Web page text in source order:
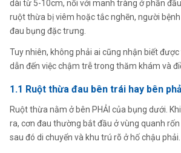
dài từ 5-10cm, nối với manh tràng ở phần
ruột thừa bị viêm hoặc tắc nghẽn, người
đau bụng đặc trưng.
Tuy nhiên, không phải ai cũng nhận biết
dẫn đến việc chậm trễ trong thăm khám và
1.1 Ruột thừa đau bên trái hay bên
Ruột thừa nằm ở bên PHẢI của bụng dưới.
ra, cơn đau thường bắt đầu ở vùng quanh
sau đó di chuyển và khu trú rõ ở hố chậu phải.